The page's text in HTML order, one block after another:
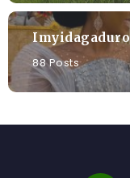
Imyidagaduro
88 Posts